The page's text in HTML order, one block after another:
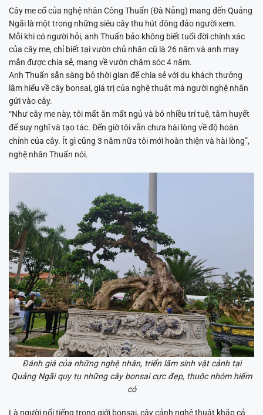
Cây me cổ của nghệ nhân Công Thuấn (Đà Nẵng) mang đến Quảng
Ngãi là một trong những siêu cây thu hút đông đảo người xem.
Mỗi khi có người hỏi, anh Thuấn bảo không biết tuổi đời chính xác
của cây me, chỉ biết tại vườn chủ nhân cũ là 26 năm và anh may
mắn được chia sẻ, mang về vườn chăm sóc 4 năm.
Anh Thuấn sẵn sàng bỏ thời gian để chia sẻ với du khách thưởng
lãm hiểu về cây bonsai, giá trị của nghệ thuật mà người nghệ nhân
gửi vào cây.
“Như cây me này, tôi mất ăn mất ngủ và bỏ nhiều trí tuệ, tâm huyết
để suy nghĩ và tạo tác. Đến giờ tôi vẫn chưa hài lòng về độ hoàn
chỉnh của cây. Ít gì cũng 3 năm nữa tôi mới hoàn thiện và hài lòng”,
nghệ nhân Thuấn nói.
Đánh giá của những nghệ nhân, triển lãm sinh vật cảnh tại
Quảng Ngãi quy tụ những cây bonsai cực đẹp, thuộc nhóm hiếm
có
Là người nổi tiếng trong giới bonsai, cây cảnh nghệ thuật khắp cả